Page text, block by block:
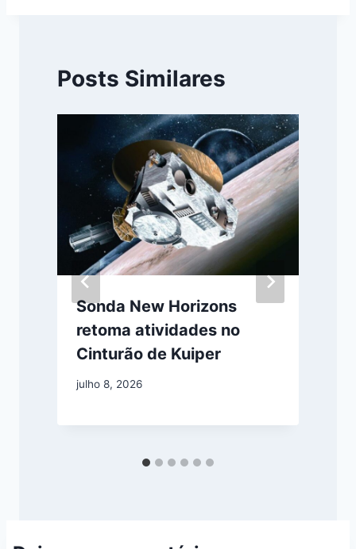
Posts Similares
Sonda New Horizons
retoma atividades no
Cinturão de Kuiper
julho 8, 2026